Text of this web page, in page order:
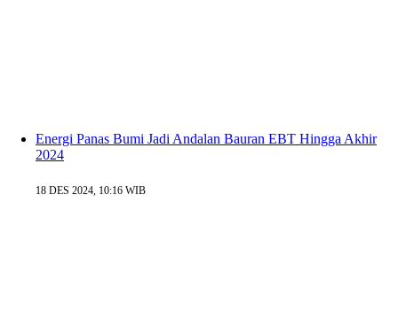
Energi Panas Bumi Jadi Andalan Bauran EBT Hingga Akhir
2024
18 DES 2024, 10:16 WIB